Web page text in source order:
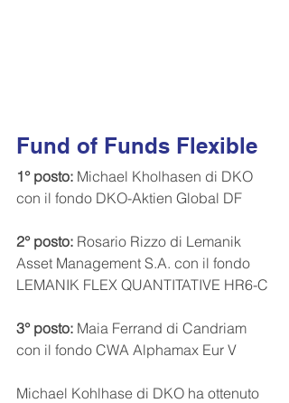
Fund of Funds Flexible
1° posto: Michael Kholhasen di DKO
con il fondo DKO-Aktien Global DF
2° posto: Rosario Rizzo di Lemanik
Asset Management S.A. con il fondo
LEMANIK FLEX QUANTITATIVE HR6-C
3° posto: Maia Ferrand di Candriam
con il fondo CWA Alphamax Eur V
Michael Kohlhase di DKO ha ottenuto